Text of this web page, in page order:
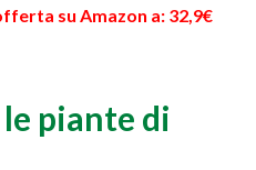
su Amazon a: 32,9€
piante di